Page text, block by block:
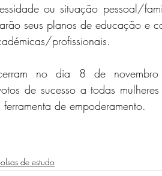
ou situação pessoal/
seus planos de educação e
profissionais.
de sucesso a todas
de empoderamento.
de estudo